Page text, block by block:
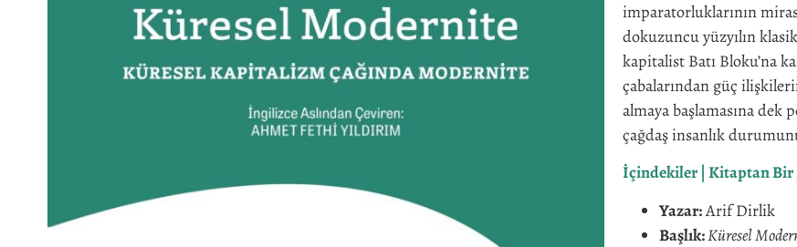
imparatorluklarının
dokuzuncu yüzyılın
kapitalist Batı Bloku’na
çabalarından güç
almaya başlamasına dek
çağdaş insanlık
İçindekiler | Kitaptan Bir
Yazar:Arif Dirlik
Başlık:Küresel